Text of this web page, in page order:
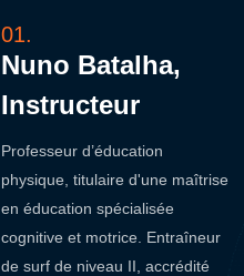
01.
Nuno Batalha,
Instructeur
Professeur d’éducation
physique, titulaire d'une maîtrise
en éducation spécialisée
cognitive et motrice. Entraîneur
de surf de niveau II, accrédité